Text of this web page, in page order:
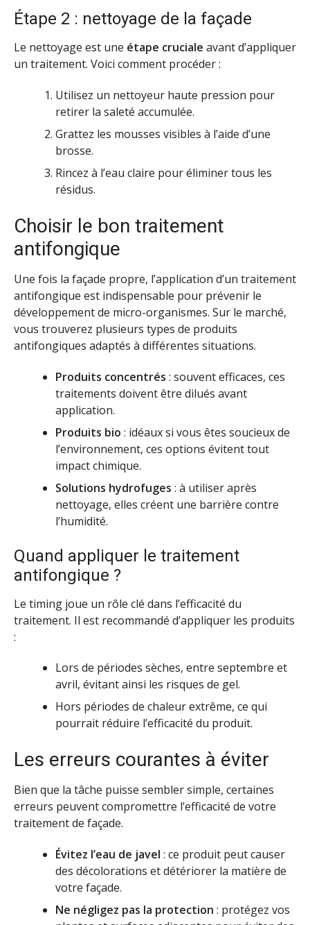
Étape 2 : nettoyage de la façade
Le nettoyage est une étape cruciale avant d’appliquer
un traitement. Voici comment procéder :
Utilisez un nettoyeur haute pression pour
retirer la saleté accumulée.
Grattez les mousses visibles à l’aide d’une
brosse.
Rincez à l’eau claire pour éliminer tous les
résidus.
Choisir le bon traitement
antifongique
Une fois la façade propre, l’application d’un traitement
antifongique est indispensable pour prévenir le
développement de micro-organismes. Sur le marché,
vous trouverez plusieurs types de produits
antifongiques adaptés à différentes situations.
Produits concentrés : souvent efficaces, ces
traitements doivent être dilués avant
application.
Produits bio : idéaux si vous êtes soucieux de
l’environnement, ces options évitent tout
impact chimique.
Solutions hydrofuges : à utiliser après
nettoyage, elles créent une barrière contre
l’humidité.
Quand appliquer le traitement
antifongique ?
Le timing joue un rôle clé dans l’efficacité du
traitement. Il est recommandé d’appliquer les produits
:
Lors de périodes sèches, entre septembre et
avril, évitant ainsi les risques de gel.
Hors périodes de chaleur extrême, ce qui
pourrait réduire l’efficacité du produit.
Les erreurs courantes à éviter
Bien que la tâche puisse sembler simple, certaines
erreurs peuvent compromettre l’efficacité de votre
traitement de façade.
Évitez l’eau de javel : ce produit peut causer
des décolorations et détériorer la matière de
votre façade.
Ne négligez pas la protection : protégez vos